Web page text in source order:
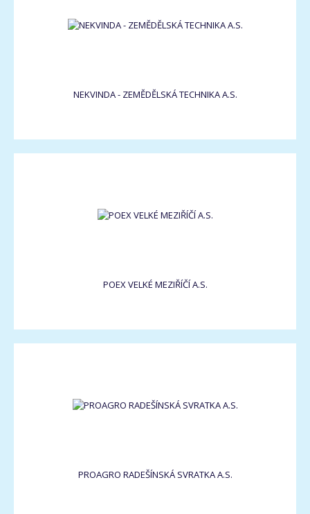
NEKVINDA - ZEMĚDĚLSKÁ TECHNIKA A.S.
POEX VELKÉ MEZIŘÍČÍ A.S.
PROAGRO RADEŠÍNSKÁ SVRATKA A.S.